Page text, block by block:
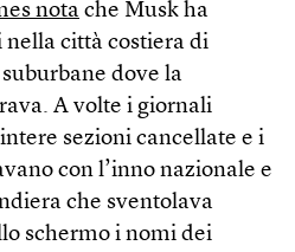
nota che Musk ha
nella città costiera di
dove la
A volte i giornali
sezioni cancellate e i
con l’inno nazionale e
che sventolava
schermo i nomi dei